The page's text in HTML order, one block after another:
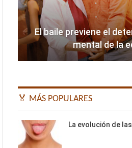
El baile previene el
mental de la
🏅 MÁS POPULARES
La evolución de